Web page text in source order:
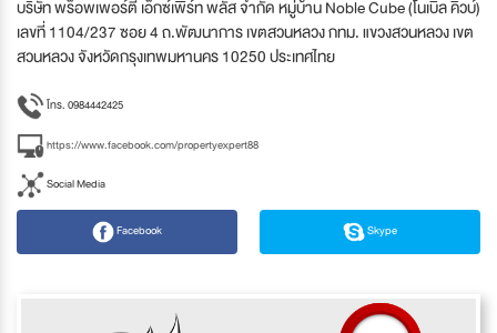
บริษัท พร็อพเพอร์ตี้ เอ็กซ์เพิร์ท พลัส จำกัด หมู่บ้าน Noble Cube (โนเบิล คิวบ์)
เลขที่ 1104/237 ซอย 4 ถ.พัฒนาการ เขตสวนหลวง กทม. แขวงสวนหลวง เขต
สวนหลวง จังหวัดกรุงเทพมหานคร 10250 ประเทศไทย
โทร. 0984442425
https://www.facebook.com/propertyexpert88
Social Media
Facebook Skype